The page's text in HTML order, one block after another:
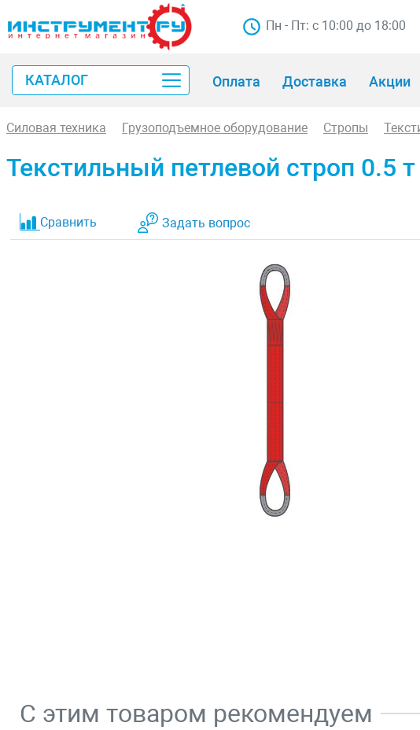
Пн - Пт: с 10:00 до 18:00
КАТАЛОГ Оплата Доставка Акции
Силовая техника Грузоподъемное оборудование Стропы
Текстильный петлевой строп 0.5
Сравнить Задать вопрос
С этим товаром рекомендуем